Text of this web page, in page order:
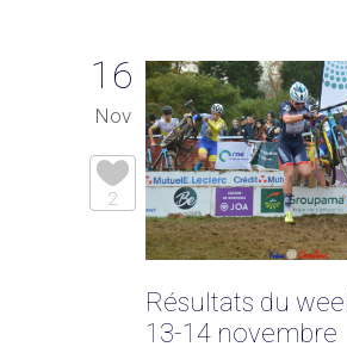
16
Nov
2
Résultats du
13-14 novembre